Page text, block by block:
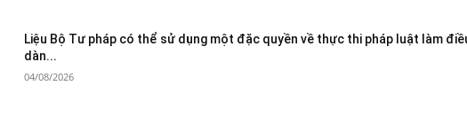
Liệu Bộ Tư pháp có thể sử dụng một đặc quyền về thực thi pháp luật làm
dàn...
04/08/2026